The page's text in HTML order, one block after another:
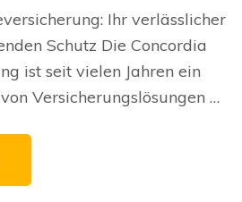
mit
Concordia
Gebäudeversicherung
Ihr verlässlicher
Schutz Die Concordia
ist seit vielen Jahren ein
Versicherungslösungen …